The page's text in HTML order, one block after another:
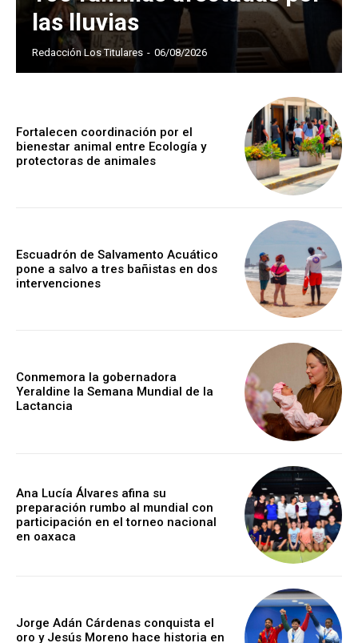
las lluvias
Redacción Los Titulares - 06/08/2026
Fortalecen coordinación por el
bienestar animal entre Ecología y
protectoras de animales
Escuadrón de Salvamento Acuático
pone a salvo a tres bañistas en dos
intervenciones
Conmemora la gobernadora
Yeraldine la Semana Mundial de la
Lactancia
Ana Lucía Álvares afina su
preparación rumbo al mundial con
participación en el torneo nacional
en oaxaca
Jorge Adán Cárdenas conquista el
oro y Jesús Moreno hace historia en